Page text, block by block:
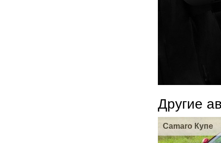
Другие
Camaro Купе